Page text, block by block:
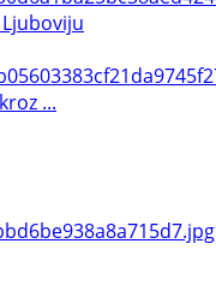
...